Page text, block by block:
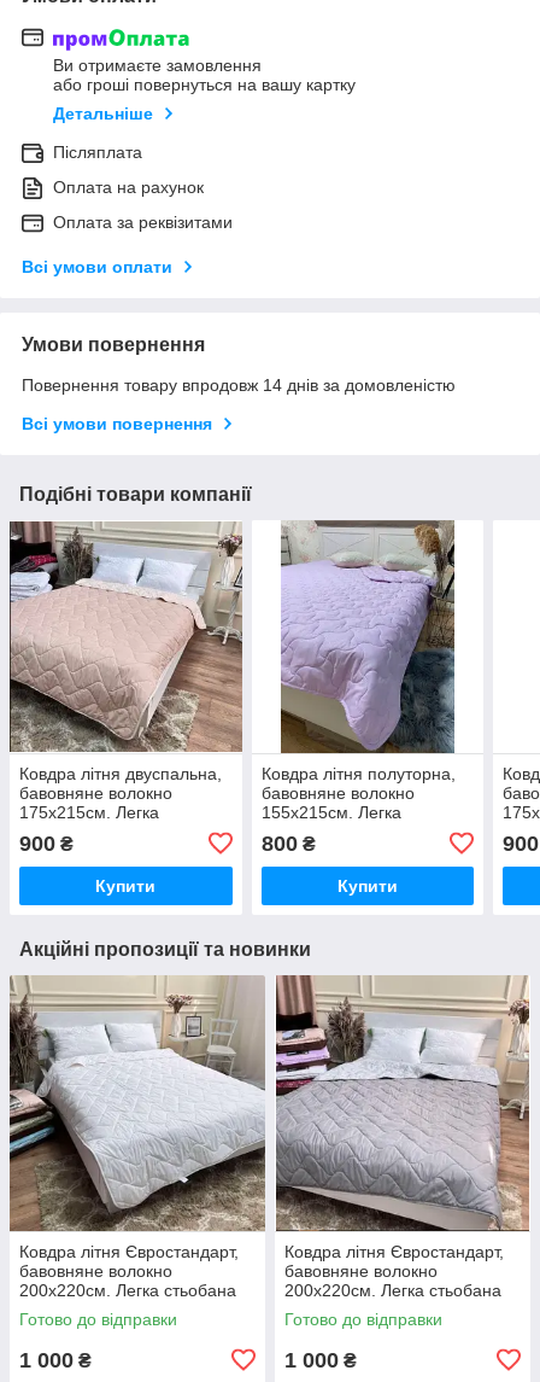
Ви отримаєте замовлення
або гроші повернуться на вашу картку
Детальніше
Післяплата
Оплата на рахунок
Оплата за реквізитами
Всі умови оплати
Умови повернення
Повернення товару впродовж 14 днів за домовленістю
Всі умови повернення
Подібні товари компанії
Ковдра літня двуспальна,
бавовняне волокно
175х215см. Легка
стьобана ковдра ТМ ODA.
900 ₴
Купити
Ковдра літня полуторна,
бавовняне волокно
155х215см. Легка
стьобана ковдра ТМ ODA.
800₴
Купити
900
Акційні пропозиції та новинки
Ковдра літня Євростандарт,
бавовняне волокно
200х220см. Легка стьобана
ковдра ТМ ODA.
Готово до відправки
1 000 ₴
Ковдра літня Євростандарт,
бавовняне волокно
200х220см. Легка стьобана
ковдра ТМ ODA.
Готово до відправки
1 000 ₴